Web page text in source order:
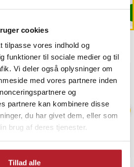
cookies
tilpasse vores indhold og
funktioner til sociale medier og til
Vi deler også oplysninger om
med vores partnere inden
og
partnere kan kombinere disse
du har givet dem, eller som
brug af deres tjenester.
Tillad alle